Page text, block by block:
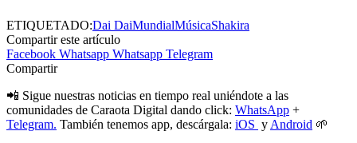
ETIQUETADO:Dai DaiMundialMúsicaShakira
Compartir este artículo
Facebook Whatsapp Whatsapp Telegram
Compartir
📲 Sigue nuestras noticias en tiempo real uniéndote a las
comunidades de Caraota Digital dando click: WhatsApp +
Telegram. También tenemos app, descárgala: iOS y Android 🌱